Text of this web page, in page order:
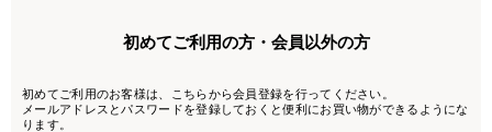
初めてご利用の方・会員以外の方
初めてご利用のお客様は、こちらから会員登録を行ってください。
メールアドレスとパスワードを登録しておくと便利にお買い物ができるようにな
ります。